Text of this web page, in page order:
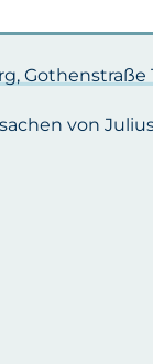
Gothenstraße
von